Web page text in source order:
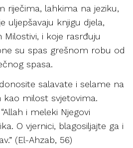
riječima, lahkima na jeziku,
uljepšavaju knjigu djela,
Milostivi, i koje rasrđuju
su spas grešnom robu od
spasa.
salavate i selame na
kao milost svjetovima.
i meleki Njegovi
O vjernici, blagosiljajte ga i
(El-Ahzab, 56)